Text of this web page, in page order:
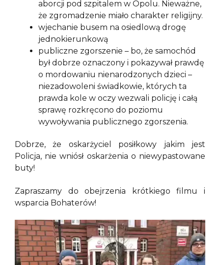
aborcji pod szpitalem w Opolu. Nieważne,
że zgromadzenie miało charakter religijny.
wjechanie busem na osiedlową drogę
jednokierunkową
publiczne zgorszenie – bo, że samochód
był dobrze oznaczony i pokazywał prawdę
o mordowaniu nienarodzonych dzieci –
niezadowoleni świadkowie, których ta
prawda kole w oczy wezwali policję i całą
sprawę rozkręcono do poziomu
wywoływania publicznego zgorszenia.
Dobrze, że oskarżyciel posiłkowy jakim jest
Policja, nie wniósł oskarżenia o niewypastowane
buty!
Zapraszamy do obejrzenia krótkiego filmu i
wsparcia Bohaterów!